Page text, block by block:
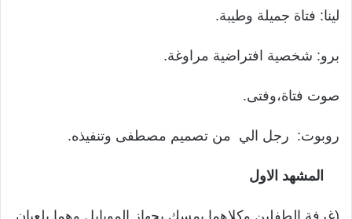
لينا: فتاة جميلة وطيبة.
برو: شخصية افتراضية مراوغة.
صوت فتاة،وفتى.
روبوت: رجل الي من تصميم مصطفى وتنفيذه.
المشهد الاول
(غرفة الطفلين وكلاهما يمسك بجهاز الموبايل وهما يلعبان